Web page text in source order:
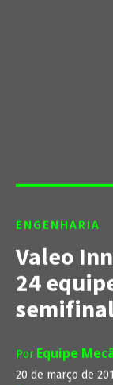
ENGENHARIA
Valeo
24
Por Equipe
20 de março de